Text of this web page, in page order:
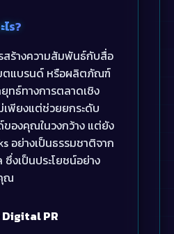
ร?
สร้างความสัมพันธ์กับสื่อ
ตแบรนด์ หรือผลิตภัณฑ์
ทธ์ทางการตลาดเชิง
พียงแต่ช่วยยกระดับ
องคุณในวงกว้าง แต่ยัง
อย่างเป็นธรรมชาติจาก
งเป็นประโยชน์อย่าง
ณ
PR